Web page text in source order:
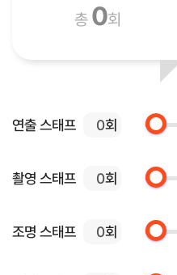
총 0회
연출 스태프 회
촬영 스태프 회
조명 스태프 회